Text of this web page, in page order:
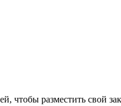
разместить свой